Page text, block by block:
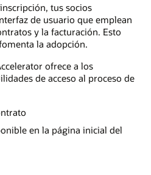
tus socios
de usuario que emplean
y la facturación. Esto
la adopción.
ofrece a los
de acceso al proceso de
en la página inicial del